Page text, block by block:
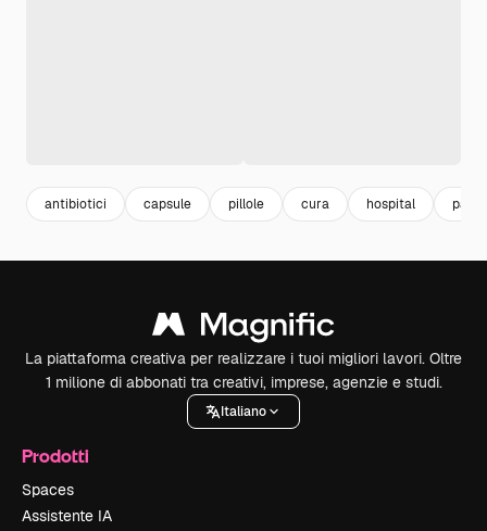
antibiotici capsule pillole cura hospital
La piattaforma creativa per realizzare i tuoi migliori lavori. Oltre
1 milione di abbonati tra creativi, imprese, agenzie e studi.
Italiano
Prodotti
Spaces
Assistente IA